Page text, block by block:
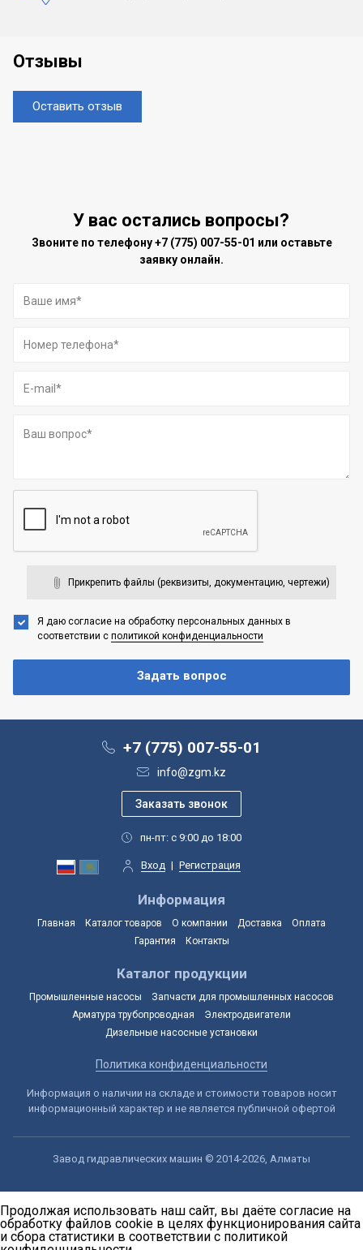
Отзывы
Оставить отзыв
У вас остались вопросы?
Звоните по телефону+7 (775) 007-55-01 или оставьте
заявку онлайн.
Прикрепить файлы (реквизиты, документацию, чертежи)
Я даю согласие на обработку персональных данных в
соответствии с политикой конфиденциальности
+7 (775) 007-55-01
info@zgm.kz
пн-пт: с 9:00 до 18:00
Вход | Регистрация
Информация
Главная Каталог товаров О компании Доставка
Оплата
Гарантия
Контакты
Каталог продукции
Промышленные насосы
Запчасти для промышленных насосов
Арматура трубопроводная
Электродвигатели
Дизельные насосные установки
Политика конфиденциальности
Информация о наличии на складе и стоимости товаров носит
информационный характер и не является публичной офертой
Завод гидравлических машин © 2014-2026, Алматы
Продолжая использовать наш сайт, вы даёте согласие на
обработку файлов cookie в целях функционирования сайта
и сбора статистики в соответствии с политикой